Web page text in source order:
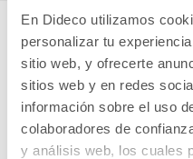
En Dideco utilizamos
personalizar tu
sitio web, y ofrecerte
sitios web y en redes
información sobre el uso
colaboradores de
y análisis web, los cuales
¡Sé el primero